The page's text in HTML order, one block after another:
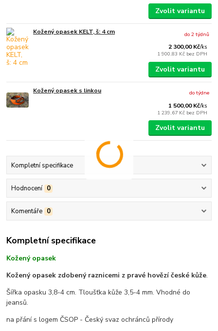
Zvolit variantu
Kožený opasek KELT, š: 4 cm
2 300,00 Kč/ks
1 900,83 Kč bez DPH
do 2 týdnů
Zvolit variantu
Kožený opasek s linkou
1 500,00 Kč/ks
1 239,67 Kč bez DPH
do týdne
Zvolit variantu
Kompletní specifikace
Hodnocení 0
Komentáře 0
Kompletní specifikace
Kožený opasek
Kožený opasek zdobený raznicemi z pravé hovězí české kůže.
Šířka opasku 3,8-4 cm. Tloušťka kůže 3,5-4 mm. Vhodné do
jeansů.
na přání s logem ČSOP - Český svaz ochránců přírody